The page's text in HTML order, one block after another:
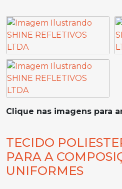
Clique nas imagens para
TECIDO
PARA A
UNIFORMES